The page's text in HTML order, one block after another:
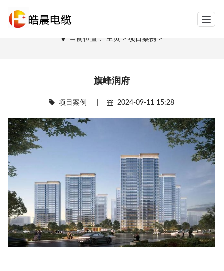
当前位置： 主页 > 项目案例 >
旗峰润府
项目案例 2024-09-11 15:28
网站导航